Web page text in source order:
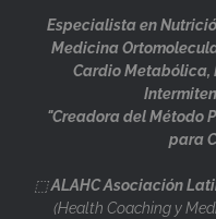
Especialista en
Medicina
Cardio Metabólica,
"Creadora del Método
para
⬚ALAHC Asociación
(Health Coaching y